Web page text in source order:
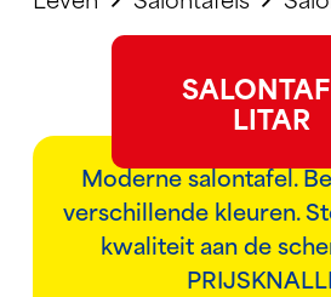
LITAR
Moderne salontafel.
verschillende kleuren.
kwaliteit aan de